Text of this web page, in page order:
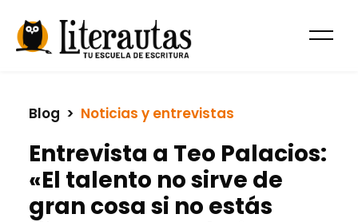
Blog
  >
Noticias y entrevistas
Entrevista a Teo Palacios:
«El talento no sirve de
gran cosa si no estás